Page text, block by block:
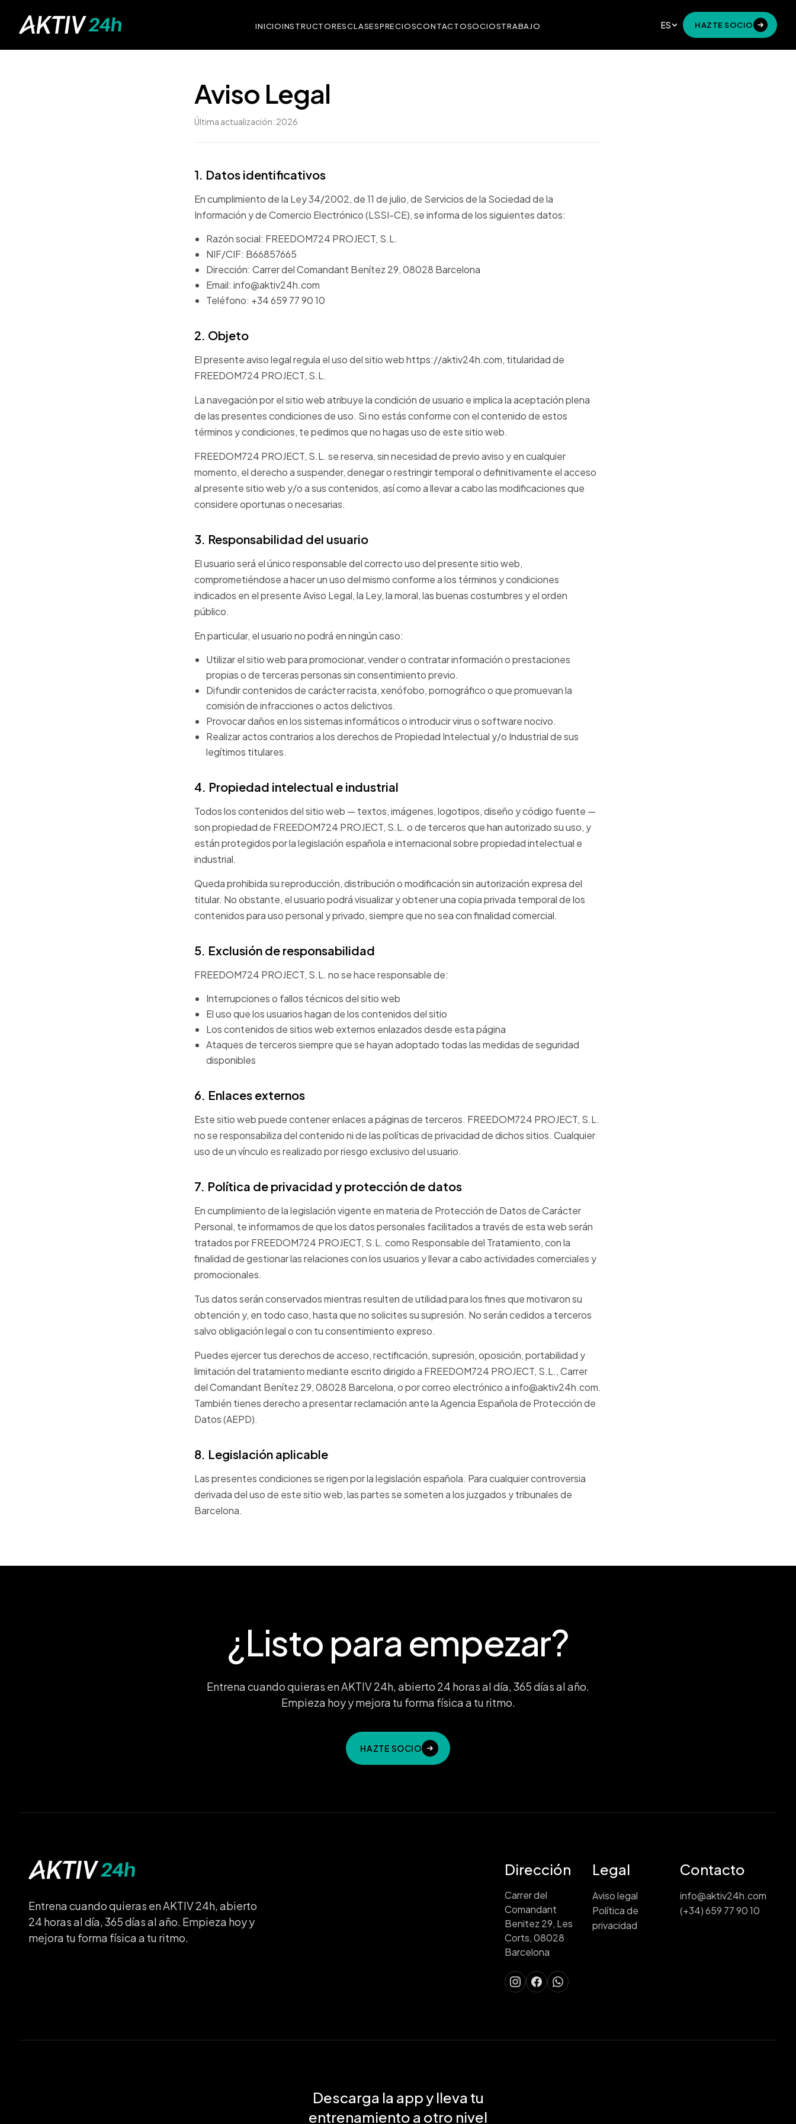
INICIOINSTRUCTORESCLASESPRECIOSCONTACTOSOCIOSTRABAJO ES HAZTE SOCIO
Aviso Legal
Última actualización: 2026
1. Datos identificativos
En cumplimiento de la Ley 34/2002, de 11 de julio, de Servicios de la Sociedad de la
Información y de Comercio Electrónico (LSSI-CE), se informa de los siguientes datos:
Razón social: FREEDOM724 PROJECT, S.L.
NIF/CIF: B66857665
Dirección: Carrer del Comandant Benítez 29, 08028 Barcelona
Email: info@aktiv24h.com
Teléfono: +34 659 77 90 10
2. Objeto
El presente aviso legal regula el uso del sitio web https://aktiv24h.com, titularidad de
FREEDOM724 PROJECT, S.L.
La navegación por el sitio web atribuye la condición de usuario e implica la aceptación plena
de las presentes condiciones de uso. Si no estás conforme con el contenido de estos
términos y condiciones, te pedimos que no hagas uso de este sitio web.
FREEDOM724 PROJECT, S.L. se reserva, sin necesidad de previo aviso y en cualquier
momento, el derecho a suspender, denegar o restringir temporal o definitivamente el acceso
al presente sitio web y/o a sus contenidos, así como a llevar a cabo las modificaciones que
considere oportunas o necesarias.
3. Responsabilidad del usuario
El usuario será el único responsable del correcto uso del presente sitio web,
comprometiéndose a hacer un uso del mismo conforme a los términos y condiciones
indicados en el presente Aviso Legal, la Ley, la moral, las buenas costumbres y el orden
público.
En particular, el usuario no podrá en ningún caso:
Utilizar el sitio web para promocionar, vender o contratar información o prestaciones
propias o de terceras personas sin consentimiento previo.
Difundir contenidos de carácter racista, xenófobo, pornográfico o que promuevan la
comisión de infracciones o actos delictivos.
Provocar daños en los sistemas informáticos o introducir virus o software nocivo.
Realizar actos contrarios a los derechos de Propiedad Intelectual y/o Industrial de sus
legítimos titulares.
4. Propiedad intelectual e industrial
Todos los contenidos del sitio web — textos, imágenes, logotipos, diseño y código fuente —
son propiedad de FREEDOM724 PROJECT, S.L. o de terceros que han autorizado su uso, y
están protegidos por la legislación española e internacional sobre propiedad intelectual e
industrial.
Queda prohibida su reproducción, distribución o modificación sin autorización expresa del
titular. No obstante, el usuario podrá visualizar y obtener una copia privada temporal de los
contenidos para uso personal y privado, siempre que no sea con finalidad comercial.
5. Exclusión de responsabilidad
FREEDOM724 PROJECT, S.L. no se hace responsable de:
Interrupciones o fallos técnicos del sitio web
El uso que los usuarios hagan de los contenidos del sitio
Los contenidos de sitios web externos enlazados desde esta página
Ataques de terceros siempre que se hayan adoptado todas las medidas de seguridad
disponibles
6. Enlaces externos
Este sitio web puede contener enlaces a páginas de terceros. FREEDOM724 PROJECT, S.L.
no se responsabiliza del contenido ni de las políticas de privacidad de dichos sitios. Cualquier
uso de un vínculo es realizado por riesgo exclusivo del usuario.
7. Política de privacidad y protección de datos
En cumplimiento de la legislación vigente en materia de Protección de Datos de Carácter
Personal, te informamos de que los datos personales facilitados a través de esta web serán
tratados por FREEDOM724 PROJECT, S.L. como Responsable del Tratamiento, con la
finalidad de gestionar las relaciones con los usuarios y llevar a cabo actividades comerciales y
promocionales.
Tus datos serán conservados mientras resulten de utilidad para los fines que motivaron su
obtención y, en todo caso, hasta que no solicites su supresión. No serán cedidos a terceros
salvo obligación legal o con tu consentimiento expreso.
Puedes ejercer tus derechos de acceso, rectificación, supresión, oposición, portabilidad y
limitación del tratamiento mediante escrito dirigido a FREEDOM724 PROJECT, S.L., Carrer
del Comandant Benítez 29, 08028 Barcelona, o por correo electrónico a info@aktiv24h.com.
También tienes derecho a presentar reclamación ante la Agencia Española de Protección de
Datos (AEPD).
8. Legislación aplicable
Las presentes condiciones se rigen por la legislación española. Para cualquier controversia
derivada del uso de este sitio web, las partes se someten a los juzgados y tribunales de
Barcelona.
¿Listo para empezar?
Entrena cuando quieras en AKTIV 24h, abierto 24 horas al día, 365 días al año.
Empieza hoy y mejora tu forma física a tu ritmo.
HAZTE SOCIO
Entrena cuando quieras en AKTIV 24h, abierto
24 horas al día, 365 días al año. Empieza hoy y
mejora tu forma física a tu ritmo.
Dirección
Carrer del
Comandant
Benitez 29, Les
Corts, 08028
Barcelona
Legal
Aviso legal
Política de
privacidad
Contacto
info@aktiv24h.com
(+34) 659 77 90 10
Descarga la app y lleva tu
entrenamiento a otro nivel